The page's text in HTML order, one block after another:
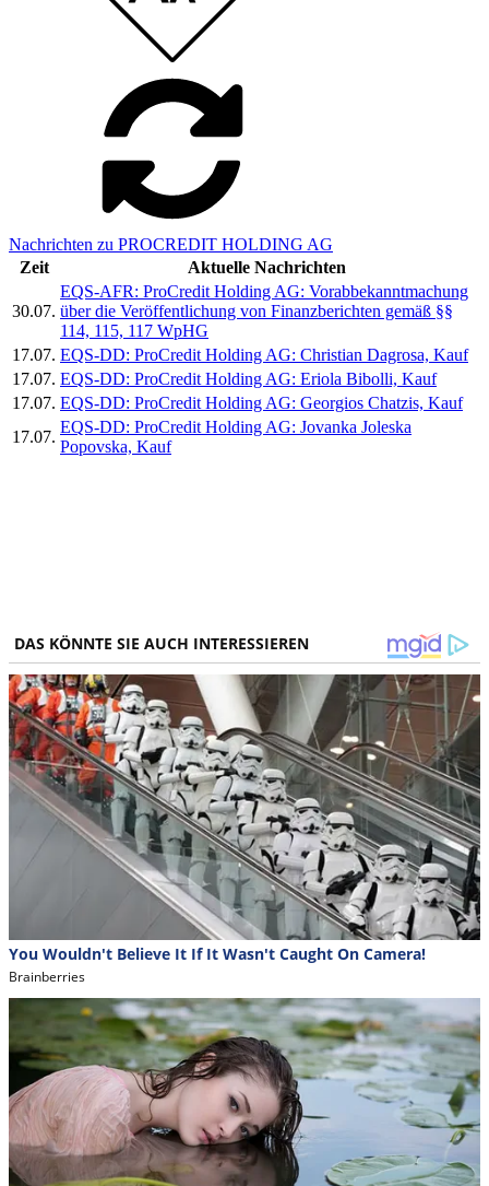
Nachrichten zu PROCREDIT HOLDING AG
Zeit
Aktuelle Nachrichten
30.07.
EQS-AFR: ProCredit Holding AG: Vorabbekanntmachung
über die Veröffentlichung von Finanzberichten gemäß §§
114, 115, 117 WpHG
17.07. EQS-DD: ProCredit Holding AG: Christian Dagrosa, Kauf
17.07. EQS-DD: ProCredit Holding AG: Eriola Bibolli, Kauf
17.07. EQS-DD: ProCredit Holding AG: Georgios Chatzis, Kauf
17.07.
EQS-DD: ProCredit Holding AG: Jovanka Joleska
Popovska, Kauf